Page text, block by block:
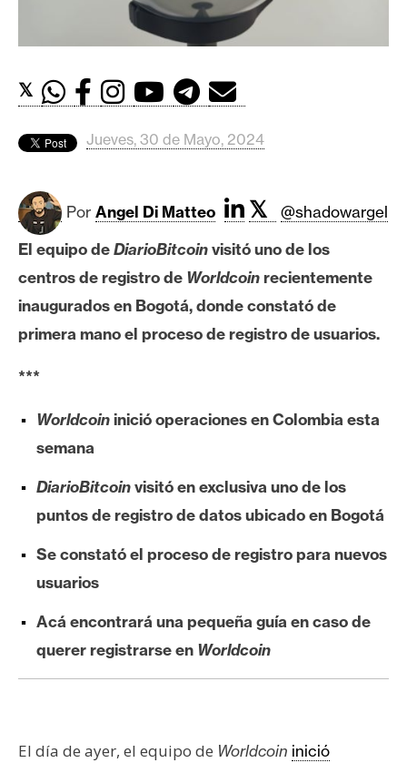
d
B
t
c
o
i
e
r
u
m
I
i
𝕏
Jueves, 30 de Mayo, 2024
Por Angel Di Matteo 𝕏
@shadowargel
El equipo deDiarioBitcoinvisitó uno de los
centros de registro de Worldcoinrecientemente
inaugurados en Bogotá, donde constató de
primera mano el proceso de registro de usuarios.
***
Worldcoininició operaciones en Colombia esta
semana
DiarioBitcoinvisitó en exclusiva uno de los
puntos de registro de datos ubicado en Bogotá
Se constató el proceso de registro para nuevos
usuarios
Acá encontrará una pequeña guía en caso de
querer registrarse en Worldcoin
El día de ayer, el equipo de Worldcoin inició